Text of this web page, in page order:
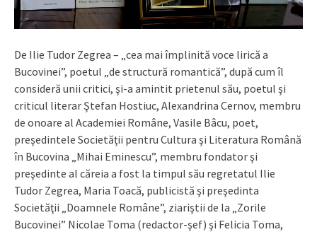
De Ilie Tudor Zegrea – „cea mai împlinită voce lirică a
Bucovinei”, poetul „de structură romantică”, după cum îl
consideră unii critici, şi-a amintit prietenul său, poetul şi
criticul literar Ştefan Hostiuc, Alexandrina Cernov, membru
de onoare al Academiei Române, Vasile Bâcu, poet,
preşedintele Societăţii pentru Cultura şi Literatura Română
în Bucovina „Mihai Eminescu”, membru fondator şi
preşedinte al căreia a fost la timpul său regretatul Ilie
Tudor Zegrea, Maria Toacă, publicistă şi preşedinta
Societăţii „Doamnele Române”, ziariştii de la „Zorile
Bucovinei” Nicolae Toma (redactor-şef) şi Felicia Toma,